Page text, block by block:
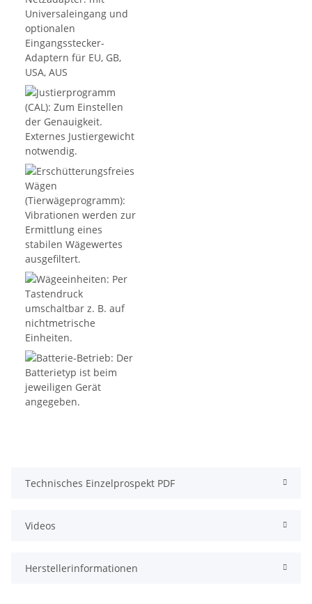
Technisches Einzelprospekt PDF
Videos
Herstellerinformationen